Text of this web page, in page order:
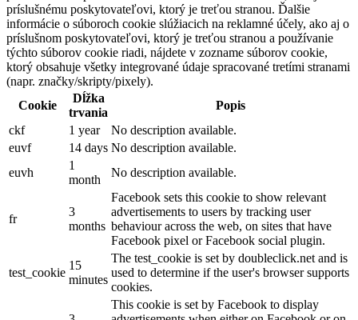
príslušnému poskytovateľovi, ktorý je treťou stranou. Ďalšie
informácie o súboroch cookie slúžiacich na reklamné účely, ako aj o
príslušnom poskytovateľovi, ktorý je treťou stranou a používanie
týchto súborov cookie riadi, nájdete v zozname súborov cookie,
ktorý obsahuje všetky integrované údaje spracované tretími stranami
(napr. značky/skripty/pixely).
Cookie
Dĺžka
trvania
Popis
ckf
1 year
No description available.
euvf
14 days No description available.
euvh
1
month
No description available.
fr
3
months
Facebook sets this cookie to show relevant
advertisements to users by tracking user
behaviour across the web, on sites that have
Facebook pixel or Facebook social plugin.
test_cookie
15
minutes
The test_cookie is set by doubleclick.net and is
used to determine if the user's browser supports
cookies.
This cookie is set by Facebook to display